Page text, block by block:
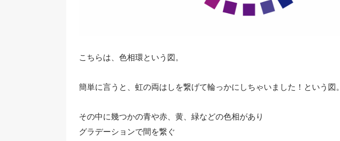
こちらは、色相環という図。
簡単に言うと、虹の両はしを繋げて輪っかにしちゃいました！という図。
その中に幾つかの青や赤、黄、緑などの色相があり
グラデーションで間を繋ぐ